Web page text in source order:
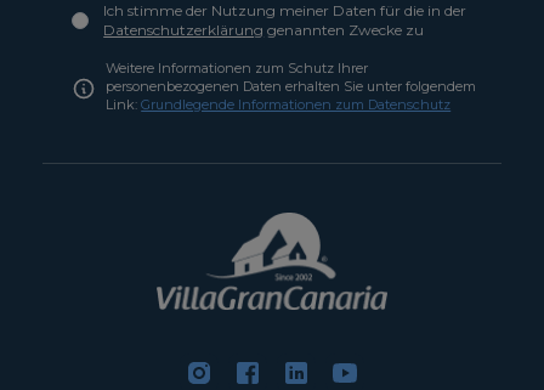
Ich stimme der Nutzung meiner Daten für die in der
Datenschutzerklärung genannten Zwecke zu
Weitere Informationen zum Schutz Ihrer
personenbezogenen Daten erhalten Sie unter folgendem
Link:Grundlegende Informationen zum Datenschutz